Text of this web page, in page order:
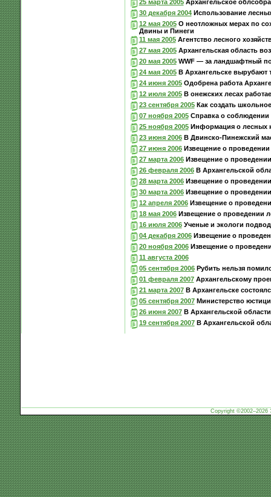
25 марта 2005Архангельское
30 декабря 2004Использование
12 мая 2005О неотложных мерах по
Двины и Пинеги
11 мая 2005Агентство лесного
27 мая 2005Архангельская область
20 мая 2005WWF — за ландшафтный
24 мая 2005В Архангельске вырубают
24 июня 2005Одобрена работа
12 июля 2005В онежских лесах
23 сентября 2005Как создать
07 ноября 2005Справка о соблюдении
25 ноября 2005Информация о лесных
23 июня 2006В Двинско-Пинежский
27 июня 2006Извещение о проведении
27 марта 2006Извещение о проведении
26 февраля 2006В Архангельской
28 марта 2006Извещение о проведении
30 марта 2006Извещение о проведении
12 апреля 2006Извещение о
18 мая 2006Извещение о проведении
16 июля 2006Ученые и экологи
04 декабря 2006Извещение о
20 ноября 2006Извещение о
11 августа 2006
05 сентября 2006Рубить нельзя
01 февраля 2007Архангельскому
21 марта 2007В Архангельске
05 сентября 2007Министерство
26 июня 2007В Архангельской
19 сентября 2007В Архангельской
Copyright ©2002–2026